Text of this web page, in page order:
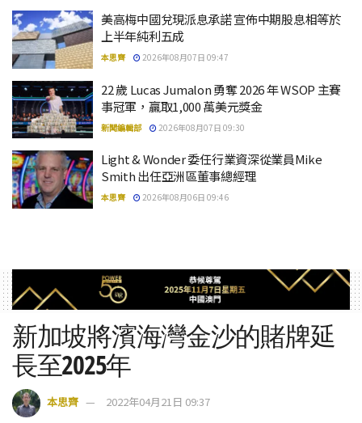
美高梅中國兌現派息承諾 宣佈中期股息相等於
上半年純利五成
本思齊 2026年08月07日 09:47
22 歲 Lucas Jumalon 勇奪 2026 年 WSOP 主賽
事冠軍，贏取1,000 萬美元獎金
新聞編輯部 2026年08月07日 09:30
Light & Wonder 委任行業資深從業員Mike
Smith 出任亞洲區董事總經理
本思齊 2026年08月06日 09:46
新加坡將濱海灣金沙的賭牌延
長至2025年
本思齊 2022年04月21日 09:37